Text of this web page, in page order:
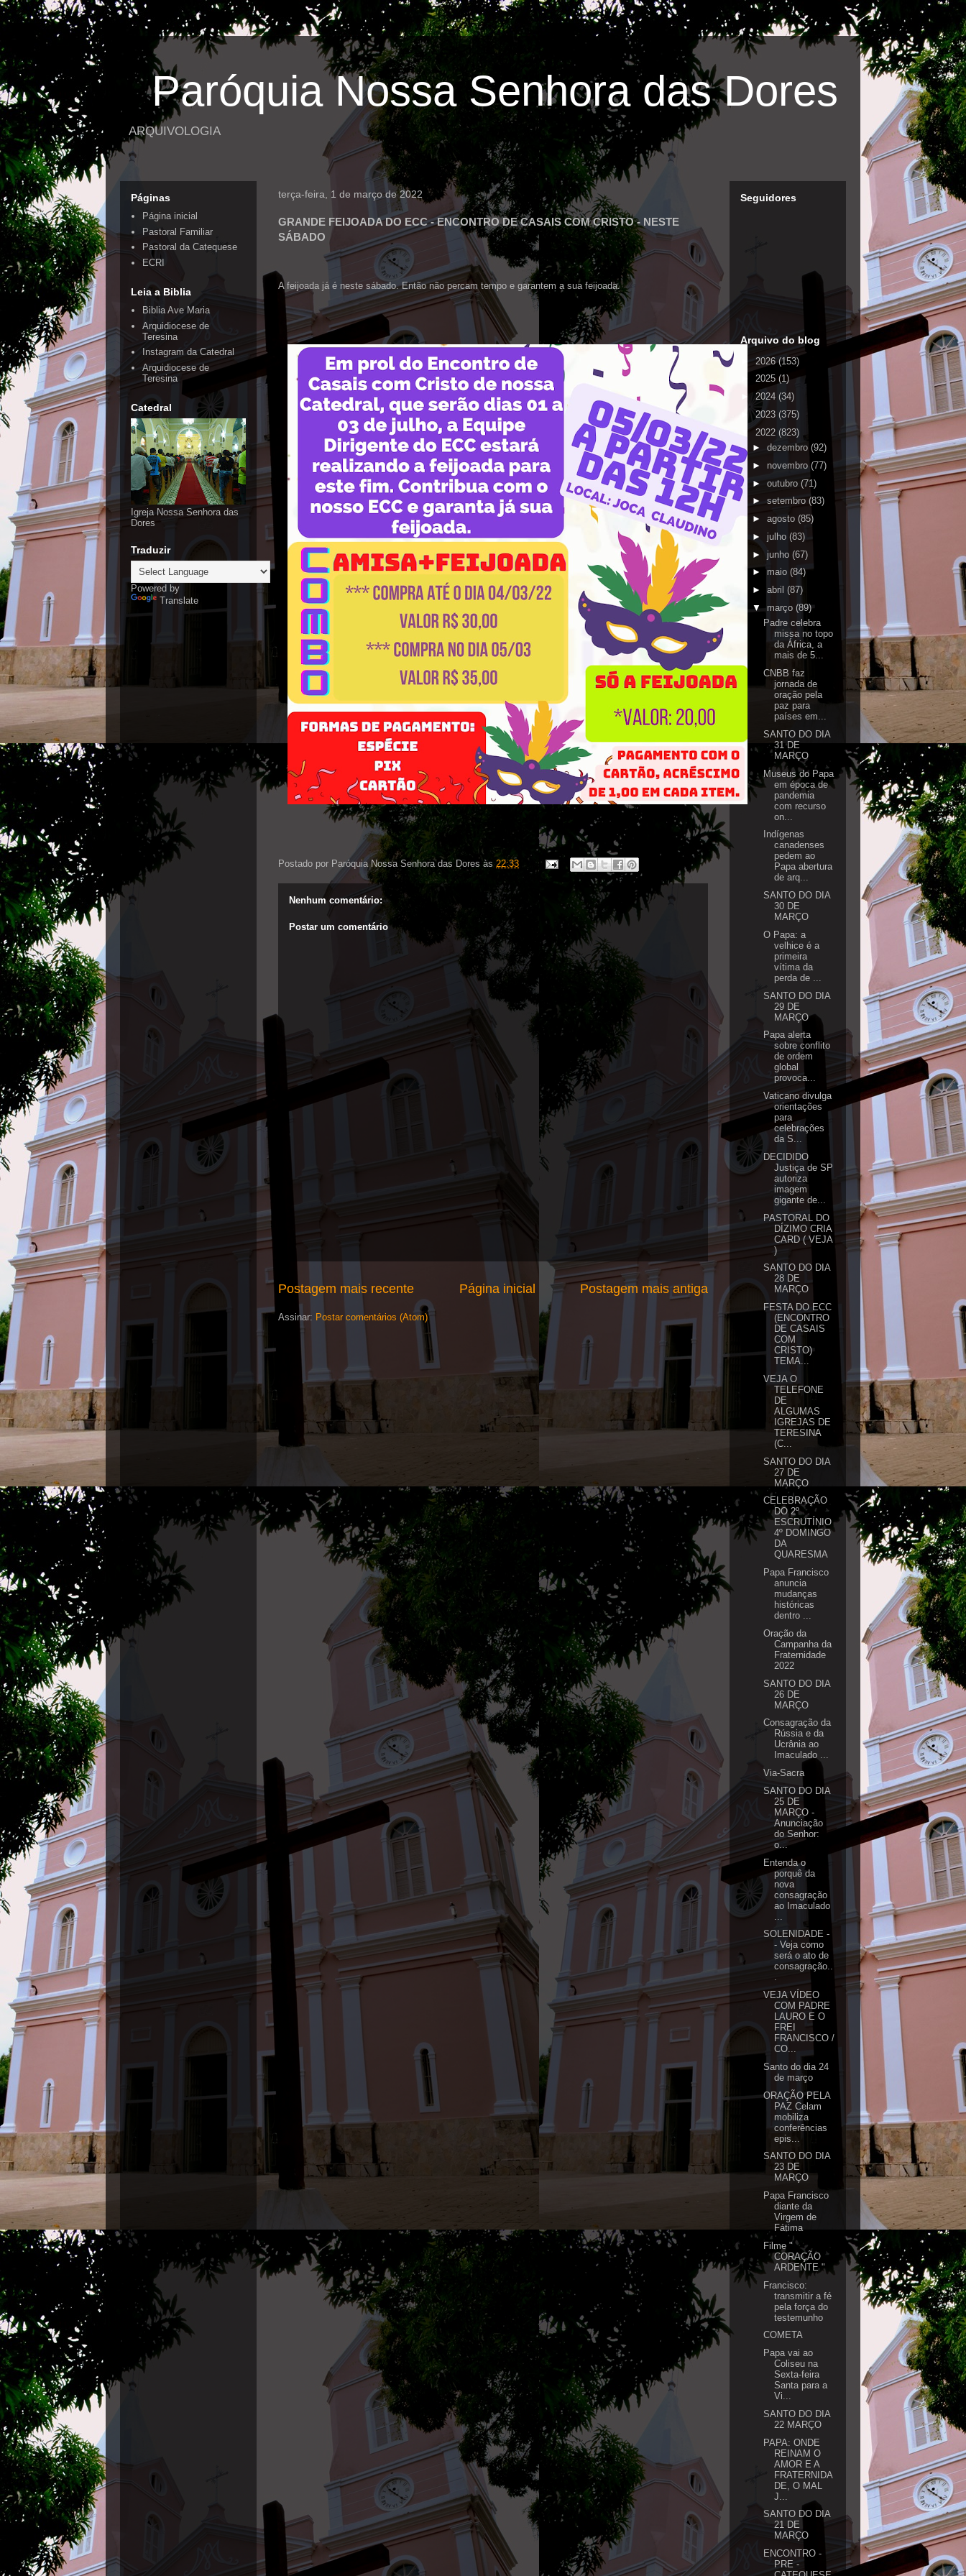
Paróquia Nossa Senhora das Dores
ARQUIVOLOGIA
terça-feira, 1 de março de 2022
GRANDE FEIJOADA DO ECC - ENCONTRO DE CASAIS COM CRISTO - NESTE
SÁBADO
A feijoada já é neste sábado. Então não percam tempo e garantem a sua feijoada.
Postado por Paróquia Nossa Senhora das Dores às 22:33
Nenhum comentário:
Postar um comentário
Postagem mais recente Postagem mais antiga
Página inicial
Assinar: Postar comentários (Atom)
Páginas
Página inicial
Pastoral Familiar
Pastoral da Catequese
ECRI
Leia a Biblia
Biblia Ave Maria
Arquidiocese de
Teresina
Instagram da Catedral
Arquidiocese de
Teresina
Catedral
Igreja Nossa Senhora das
Dores
Traduzir
Powered by
Translate
Seguidores
Arquivo do blog
►2026(153)
2025 (1)
► 2024 (34)
►2023 (375)
▼ 2022 (823)
► dezembro (92)
► novembro (77)
► outubro (71)
► setembro (83)
► agosto (85)
► julho (83)
► junho (67)
►maio (84)
► abril (87)
▼ março (89)
Padre celebra
missa no topo
da África, a
mais de 5...
CNBB faz
jornada de
oração pela
paz para
países em...
SANTO DO DIA
31 DE
MARÇO
Museus do Papa
em época de
pandemia
com recurso
on...
Indígenas
canadenses
pedem ao
Papa abertura
de arq...
SANTO DO DIA
30 DE
MARÇO
O Papa: a
velhice é a
primeira
vítima da
perda de ...
SANTO DO DIA
29 DE
MARÇO
Papa alerta
sobre conflito
de ordem
global
provoca...
Vaticano divulga
orientações
para
celebrações
da S...
DECIDIDO
Justiça de SP
autoriza
imagem
gigante de...
PASTORAL DO
DÍZIMO CRIA
CARD ( VEJA
)
SANTO DO DIA
28 DE
MARÇO
FESTA DO ECC
(ENCONTRO
DE CASAIS
COM
CRISTO)
TEMA...
VEJA O
TELEFONE
DE
ALGUMAS
IGREJAS DE
TERESINA
(C...
SANTO DO DIA
27 DE
MARÇO
CELEBRAÇÃO
DO 2º
ESCRUTÍNIO
4º DOMINGO
DA
QUARESMA
Papa Francisco
anuncia
mudanças
históricas
dentro ...
Oração da
Campanha da
Fraternidade
2022
SANTO DO DIA
26 DE
MARÇO
Consagração da
Rússia e da
Ucrânia ao
Imaculado ...
Via-Sacra
SANTO DO DIA
25 DE
MARÇO -
Anunciação
do Senhor:
o...
Entenda o
porquê da
nova
consagração
ao Imaculado
SOLENIDADE -
- Veja como
será o ato de
consagração..
.
VEJA VÍDEO
COM PADRE
LAURO E O
FREI
FRANCISCO /
CO...
Santo do dia 24
de março
ORAÇÃO PELA
PAZ Celam
mobiliza
conferências
epis...
SANTO DO DIA
23 DE
MARÇO
Papa Francisco
diante da
Virgem de
Fátima
Filme "
CORAÇÃO
ARDENTE "
Francisco:
transmitir a fé
pela força do
testemunho
COMETA
Papa vai ao
Coliseu na
Sexta-feira
Santa para a
Vi...
SANTO DO DIA
22 MARÇO
PAPA: ONDE
REINAM O
AMOR E A
FRATERNIDA
DE, O MAL
J...
SANTO DO DIA
21 DE
MARÇO
ENCONTRO -
PRE -